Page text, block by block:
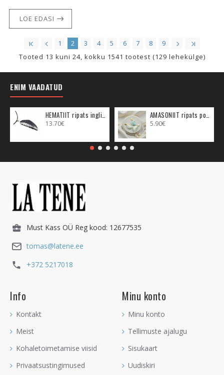
LOE EDASI
1 2 3 4 5 6 7 8
9
Tooted 13 kuni 24, kokku 1541 tootest (129 lehekülge)
ENIM VAADATUD
13.70€ 5.90€
Must Kass OÜ Reg kood: 12677535
tomas@latene.ee
+372 5217018
Info
Kontakt
Meist
Kohaletoimetamise viisid
Privaatsustingimused
Minu konto
Minu konto
Tellimuste ajalugu
Sisukaart
Uudiskiri